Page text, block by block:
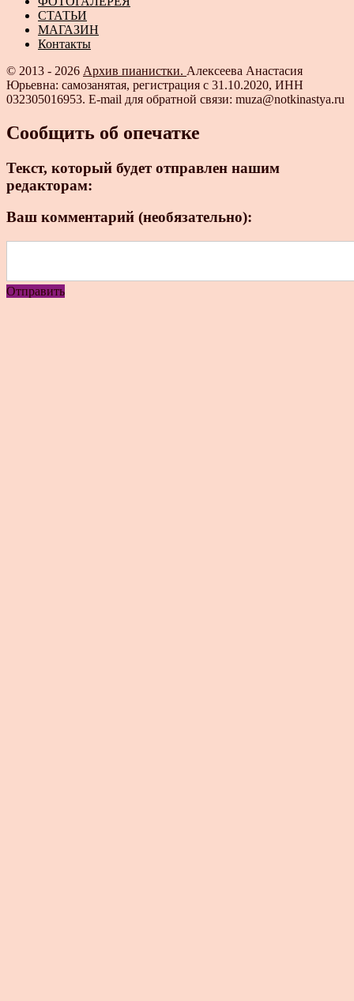
СТАТЬИ
МАГАЗИН
Контакты
© 2013 - 2026 Архив пианистки. Алексеева Анастасия
Юрьевна: самозанятая, регистрация с 31.10.2020, ИНН
032305016953. E-mail для обратной связи: muza@notkinastya.ru
Сообщить об опечатке
Текст, который будет отправлен нашим
редакторам:
Ваш комментарий (необязательно):
Отправить